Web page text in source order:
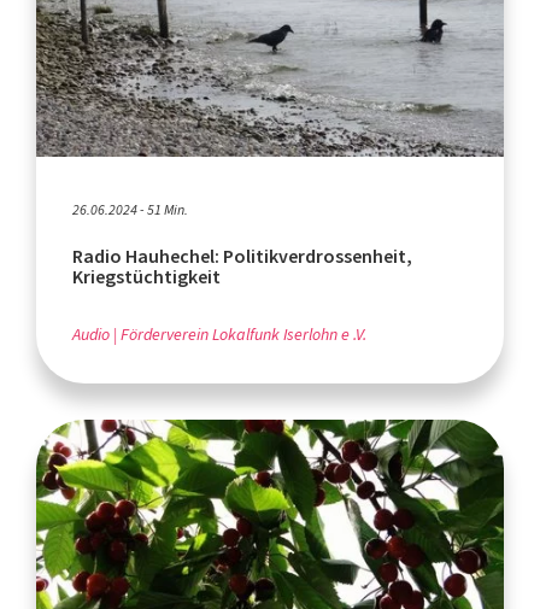
26.06.2024 - 51 Min.
Radio Hauhechel: Politikverdrossenheit,
Kriegstüchtigkeit
Audio Förderverein Lokalfunk Iserlohn e .V.